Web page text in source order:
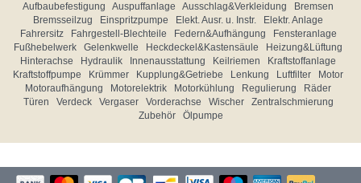
Aufbaubefestigung Auspuffanlage Ausschlag&Verkleidung
Bremsen
Bremsseilzug
Einspritzpumpe Elekt. Ausr. u. Instr.
Elektr. Anlage
Fahrersitz
Fahrgestell-Blechteile Federn&Aufhängung
Fensteranlage
Fußhebelwerk
Gelenkwelle Heckdeckel&Kastensäule
Heizung&Lüftung
Hinterachse
Hydraulik Innenausstattung Keilriemen
Kraftstoffanlage
Kraftstoffpumpe
Krümmer Kupplung&Getriebe Lenkung Luftfilter
Motor
Motoraufhängung
Motorelektrik Motorkühlung Regulierung
Räder
Türen
Verdeck Vergaser Vorderachse Wischer
Zentralschmierung
Zubehör
Ölpumpe